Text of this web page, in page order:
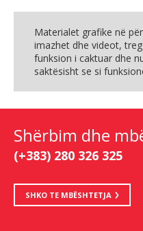
Materialet grafike në
imazhet dhe videot,
funksion i caktuar dhe
saktësisht se si
Shërbim dhe
(+383) 280 326 325
SHKO TE MBËSHTETJA